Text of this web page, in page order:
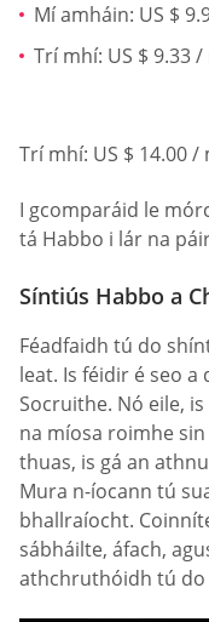
Mí amháin: US $
Trí mhí: US $ 9.33
Trí mhí: US $ 14.00 /
I gcomparáid le
tá Habbo i lár na
Síntiús Habbo a
Féadfaidh tú do
leat. Is féidir é seo
Socruithe. Nó eile,
na míosa roimhe
thuas, is gá an
Mura n-íocann tú
bhallraíocht.
sábháilte, áfach,
athchruthóidh tú